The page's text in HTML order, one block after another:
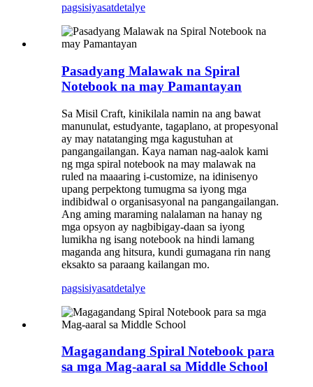
pagsisiyasatdetalye
Pasadyang Malawak na Spiral
Notebook na may Pamantayan
Sa Misil Craft, kinikilala namin na ang bawat
manunulat, estudyante, tagaplano, at propesyonal
ay may natatanging mga kagustuhan at
pangangailangan. Kaya naman nag-aalok kami
ng mga spiral notebook na may malawak na
ruled na maaaring i-customize, na idinisenyo
upang perpektong tumugma sa iyong mga
indibidwal o organisasyonal na pangangailangan.
Ang aming maraming nalalaman na hanay ng
mga opsyon ay nagbibigay-daan sa iyong
lumikha ng isang notebook na hindi lamang
maganda ang hitsura, kundi gumagana rin nang
eksakto sa paraang kailangan mo.
pagsisiyasatdetalye
Magagandang Spiral Notebook para
sa mga Mag-aaral sa Middle School